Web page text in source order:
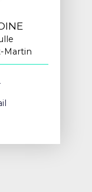
Martin